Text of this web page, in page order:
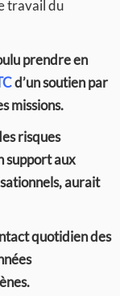
travail du
prendre en
d’un soutien par
missions.
risques
support aux
aurait
quotidien des